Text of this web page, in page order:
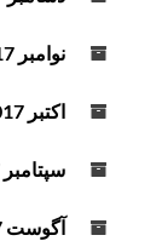
نوامبر 2017
اکتبر 2017
سپتامبر 2017
آگوست 2017